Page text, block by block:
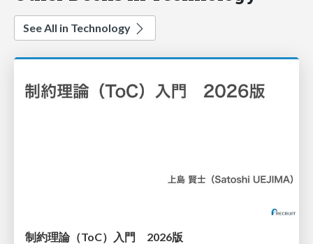
See All in Technology
制約理論（ToC）入門 2026版